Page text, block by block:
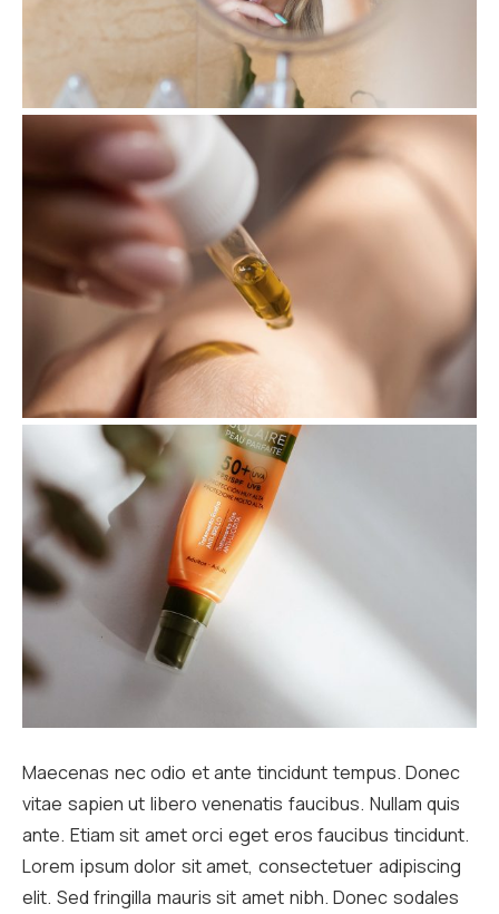
Maecenas nec odio et ante tincidunt tempus. Donec
vitae sapien ut libero venenatis faucibus. Nullam quis
ante. Etiam sit amet orci eget eros faucibus tincidunt.
Lorem ipsum dolor sit amet, consectetuer adipiscing
elit. Sed fringilla mauris sit amet nibh. Donec sodales